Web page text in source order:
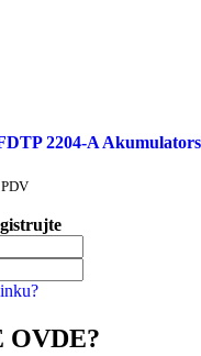
2204-A
OVDE?